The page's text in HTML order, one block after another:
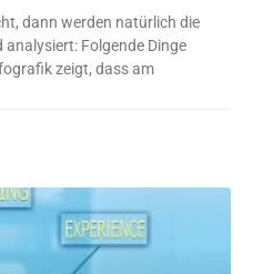
dann werden natürlich die
Folgende Dinge
zeigt, dass am